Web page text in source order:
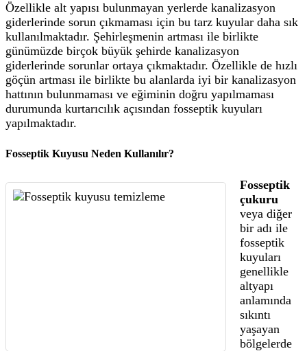
Özellikle alt yapısı bulunmayan yerlerde kanalizasyon
giderlerinde sorun çıkmaması için bu tarz kuyular daha sık
kullanılmaktadır. Şehirleşmenin artması ile birlikte
günümüzde birçok büyük şehirde kanalizasyon
giderlerinde sorunlar ortaya çıkmaktadır. Özellikle de hızlı
göçün artması ile birlikte bu alanlarda iyi bir kanalizasyon
hattının bulunmaması ve eğiminin doğru yapılmaması
durumunda kurtarıcılık açısından fosseptik kuyuları
yapılmaktadır.
Fosseptik Kuyusu Neden Kullanılır?
Fosseptik
çukuru
veya diğer
bir adı ile
fosseptik
kuyuları
genellikle
altyapı
anlamında
sıkıntı
yaşayan
bölgelerde